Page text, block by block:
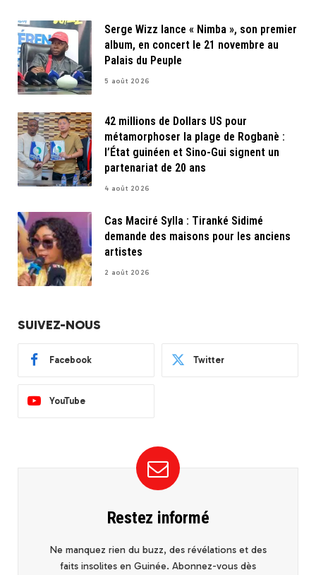
Serge Wizz lance « Nimba », son premier
album, en concert le 21 novembre au
Palais du Peuple
5 août 2026
42 millions de Dollars US pour
métamorphoser la plage de Rogbanè :
l’État guinéen et Sino-Gui signent un
partenariat de 20 ans
4 août 2026
Cas Maciré Sylla : Tiranké Sidimé
demande des maisons pour les anciens
artistes
2 août 2026
SUIVEZ-NOUS
Facebook Twitter
YouTube
Restez informé
Ne manquez rien du buzz, des révélations et des
faits insolites en Guinée. Abonnez-vous dès